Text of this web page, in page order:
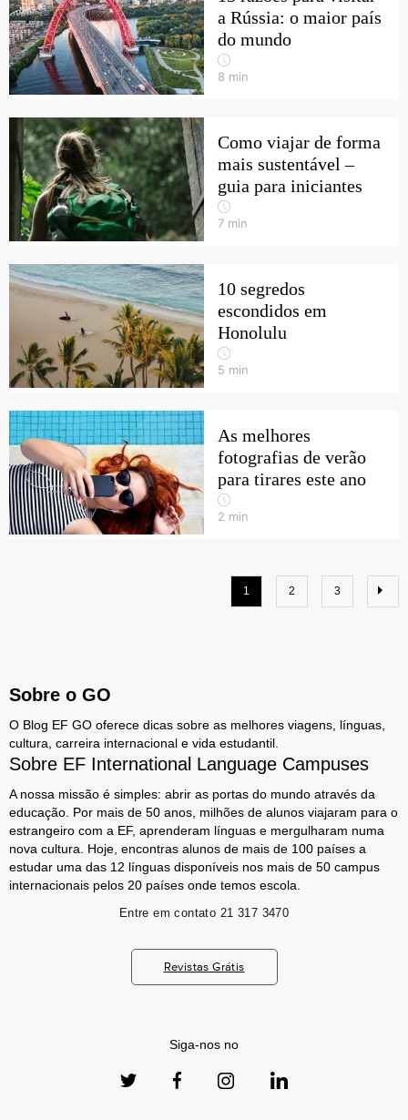
a Rússia: o maior país
do mundo
8 min
Como viajar de forma
mais sustentável –
guia para iniciantes
7 min
10 segredos
escondidos em
Honolulu
5 min
As melhores
fotografias de verão
para tirares este ano
2 min
1 2 3
Sobre o GO
O Blog EF GO oferece dicas sobre as melhores viagens, línguas,
cultura, carreira internacional e vida estudantil.
Sobre EF International Language Campuses
A nossa missão é simples: abrir as portas do mundo através da
educação. Por mais de 50 anos, milhões de alunos viajaram para o
estrangeiro com a EF, aprenderam línguas e mergulharam numa
nova cultura. Hoje, encontras alunos de mais de 100 países a
estudar uma das 12 línguas disponíveis nos mais de 50 campus
internacionais pelos 20 países onde temos escola.
Entre em contato 21 317 3470
Revistas Grátis
Siga-nos no